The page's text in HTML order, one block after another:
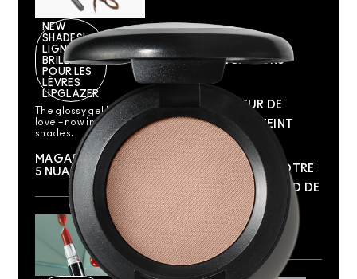
NEW
SHADES!
LIGNEUR
BRILLANT
POUR LES
LÈVRES
LIPGLAZER
The glossy gel liner you
love – now in five new
shades.
MAGASINER LES
5 NUANCES
ÉPONGES ET
APPLICATEURS
SÉLECTEUR DE
FONDS DE TEINT
COMPRENEZ VOTRE
NUANCE DE FOND DE
TEINT M·A·C